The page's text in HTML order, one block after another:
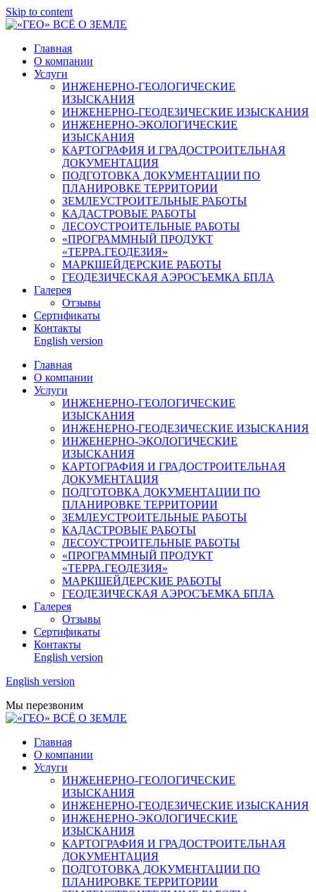
Skip to content
Главная
О компании
Услуги
ИНЖЕНЕРНО-ГЕОЛОГИЧЕСКИЕ
ИЗЫСКАНИЯ
ИНЖЕНЕРНО-ГЕОДЕЗИЧЕСКИЕ ИЗЫСКАНИЯ
ИНЖЕНЕРНО-ЭКОЛОГИЧЕСКИЕ
ИЗЫСКАНИЯ
КАРТОГРАФИЯ И ГРАДОСТРОИТЕЛЬНАЯ
ДОКУМЕНТАЦИЯ
ПОДГОТОВКА ДОКУМЕНТАЦИИ ПО
ПЛАНИРОВКЕ ТЕРРИТОРИИ
ЗЕМЛЕУСТРОИТЕЛЬНЫЕ РАБОТЫ
КАДАСТРОВЫЕ РАБОТЫ
ЛЕСОУСТРОИТЕЛЬНЫЕ РАБОТЫ
«ПРОГРАММНЫЙ ПРОДУКТ
«ТЕРРА.ГЕОДЕЗИЯ»
МАРКШЕЙДЕРСКИЕ РАБОТЫ
ГЕОДЕЗИЧЕСКАЯ АЭРОСЪЕМКА БПЛА
Галерея
Отзывы
Сертификаты
Контакты
English version
Главная
О компании
Услуги
ИНЖЕНЕРНО-ГЕОЛОГИЧЕСКИЕ
ИЗЫСКАНИЯ
ИНЖЕНЕРНО-ГЕОДЕЗИЧЕСКИЕ ИЗЫСКАНИЯ
ИНЖЕНЕРНО-ЭКОЛОГИЧЕСКИЕ
ИЗЫСКАНИЯ
КАРТОГРАФИЯ И ГРАДОСТРОИТЕЛЬНАЯ
ДОКУМЕНТАЦИЯ
ПОДГОТОВКА ДОКУМЕНТАЦИИ ПО
ПЛАНИРОВКЕ ТЕРРИТОРИИ
ЗЕМЛЕУСТРОИТЕЛЬНЫЕ РАБОТЫ
КАДАСТРОВЫЕ РАБОТЫ
ЛЕСОУСТРОИТЕЛЬНЫЕ РАБОТЫ
«ПРОГРАММНЫЙ ПРОДУКТ
«ТЕРРА.ГЕОДЕЗИЯ»
МАРКШЕЙДЕРСКИЕ РАБОТЫ
ГЕОДЕЗИЧЕСКАЯ АЭРОСЪЕМКА БПЛА
Галерея
Отзывы
Сертификаты
Контакты
English version
English version
Мы перезвоним
Главная
О компании
Услуги
ИНЖЕНЕРНО-ГЕОЛОГИЧЕСКИЕ
ИЗЫСКАНИЯ
ИНЖЕНЕРНО-ГЕОДЕЗИЧЕСКИЕ ИЗЫСКАНИЯ
ИНЖЕНЕРНО-ЭКОЛОГИЧЕСКИЕ
ИЗЫСКАНИЯ
КАРТОГРАФИЯ И ГРАДОСТРОИТЕЛЬНАЯ
ДОКУМЕНТАЦИЯ
ПОДГОТОВКА ДОКУМЕНТАЦИИ ПО
ПЛАНИРОВКЕ ТЕРРИТОРИИ